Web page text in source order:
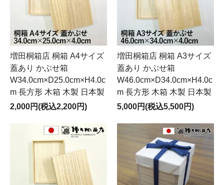
増田桐箱店 桐箱 A4サイズ
蓋あり かぶせ箱
W34.0cm×D25.0cm×H4.0c
m 長方形 木箱 木製 日本製
2,000円(税込2,200円)
増田桐箱店 桐箱 A3サイズ
蓋あり かぶせ箱
W46.0cm×D34.0cm×H4.0c
m 長方形 木箱 木製 日本製
5,000円(税込5,500円)